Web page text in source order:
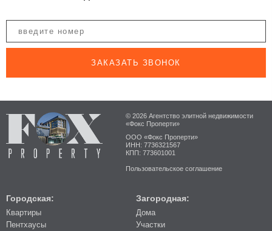
ЗАКАЗАТЬ ЗВОНОК
© 2026 Агентство элитной недвижимости
«Фокс Проперти»
ООО «Фокс Проперти»
ИНН: 7736321567
КПП: 773601001
Пользовательское соглашение
Городская:
Квартиры
Пентхаусы
Загородная:
Дома
Участки